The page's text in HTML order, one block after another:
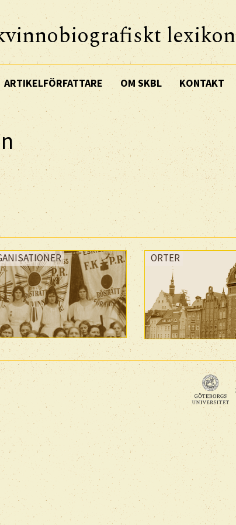
lexikon
ARTIKELFÖRFATTARE OM SKBL KONTAKT
ORTER